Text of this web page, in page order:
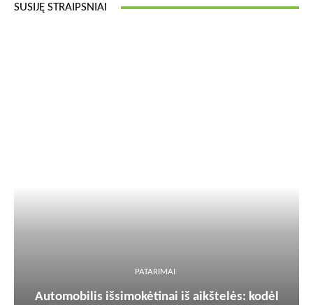
SUSIJĘ STRAIPSNIAI
PATARIMAI
Automobilis išsimokėtinai iš aikštelės: kodėl